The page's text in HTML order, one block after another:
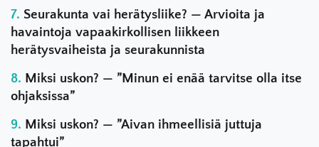
Seurakunta vai herätysliike? — Arvioita ja
havaintoja vapaakirkollisen liikkeen
herätysvaiheista ja seurakunnista
Miksi uskon? — ”Minun ei enää tarvitse olla itse
ohjaksissa”
Miksi uskon? — ”Aivan ihmeellisiä juttuja
tapahtui”